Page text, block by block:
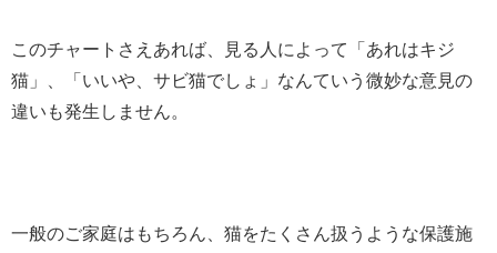
このチャートさえあれば、見る人によって「あれはキジ
猫」、「いいや、サビ猫でしょ」なんていう微妙な意見の
違いも発生しません。
一般のご家庭はもちろん、猫をたくさん扱うような保護施